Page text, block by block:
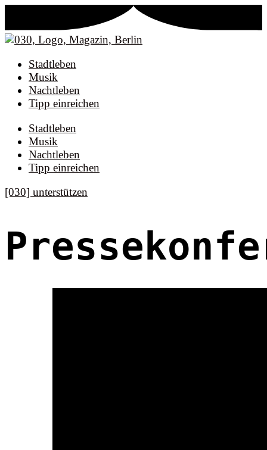
Stadtleben
Musik
Nachtleben
Tipp einreichen
Stadtleben
Musik
Nachtleben
Tipp einreichen
[030] unterstützen